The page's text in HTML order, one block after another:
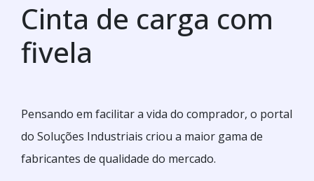
Cinta de carga com
fivela
Pensando em facilitar a vida do comprador, o portal
do Soluções Industriais criou a maior gama de
fabricantes de qualidade do mercado.